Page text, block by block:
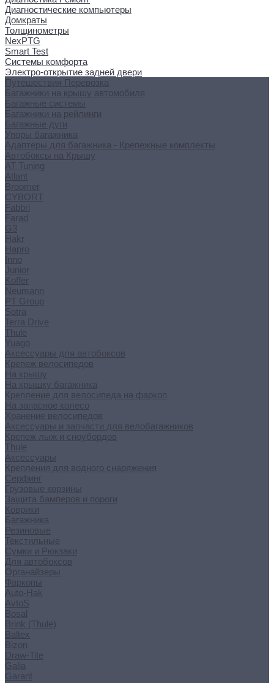
Диагностические компьютеры
Домкраты
Толщинометры
NexPTG
Smart Test
Системы комфорта
Электро-открытие задней двери
Путешествия Перевозка
Багажники на крышу автомобиля
Багажные системы
Багажники на рейлинги
Багажные дуги
Упоры багажника
Адаптеры для багажника - Крепежные комплекты
Автобоксы на Крышу
AT Tuning
Atlant
Broomer
CYBORT
Fabbri
Farad
G3
Hakr
Hapro
Inno
Junior
Koffer
Neumann
PT Group
Sotra
Terra Drive
Thule
Yuago
Аксессуары для автобоксов
Крепеж велосипедов
На крышу
На крышку багажника
Крепление для велосипеда на фаркоп
На запасное колесо
Хранение велосипедов
Аксессуары и запчасти для велобагажников
Крепеж лыж и сноубордов
Thule
Аксессуары
Крепления для водного снаряжения
Серфинг
Грузовые корзины
Защита бамперов и пороги
Коврики
Багажника
Резиновые
Текстильные
Сумки и Рюкзаки
Для автобоксов
Органайзеры
Фаркопы
Auto-Hak
AvtoS
Bosal
Brink (Thule)
Baltex
Bizon
Draw-Tite
Galia
Garant